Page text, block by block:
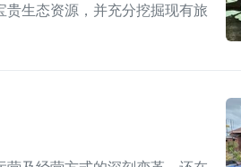
生态资源，并充分挖掘现有旅